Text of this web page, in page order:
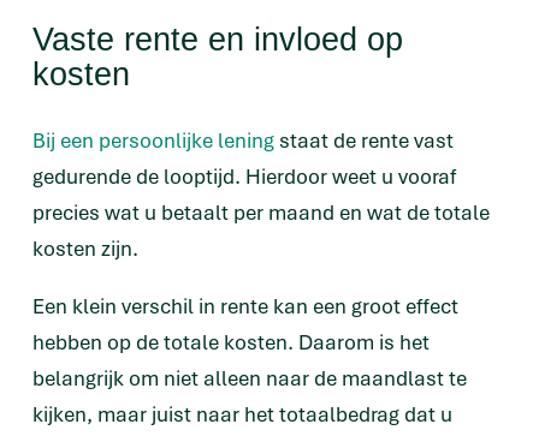
Vaste rente en invloed op
kosten
Bij een persoonlijke lening staat de rente vast
gedurende de looptijd. Hierdoor weet u vooraf
precies wat u betaalt per maand en wat de totale
kosten zijn.
Een klein verschil in rente kan een groot effect
hebben op de totale kosten. Daarom is het
belangrijk om niet alleen naar de maandlast te
kijken, maar juist naar het totaalbedrag dat u